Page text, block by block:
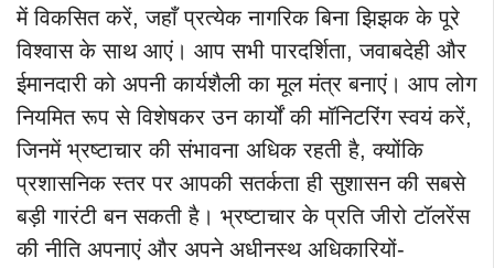
में विकसित करें, जहाँ प्रत्येक नागरिक बिना झिझक के पूरे
विश्वास के साथ आएं। आप सभी पारदर्शिता, जवाबदेही और
ईमानदारी को अपनी कार्यशैली का मूल मंत्र बनाएं। आप लोग
नियमित रूप से विशेषकर उन कार्यों की मॉनिटरिंग स्वयं करें,
जिनमें भ्रष्टाचार की संभावना अधिक रहती है, क्योंकि
प्रशासनिक स्तर पर आपकी सतर्कता ही सुशासन की सबसे
बड़ी गारंटी बन सकती है। भ्रष्टाचार के प्रति जीरो टॉलरेंस
की नीति अपनाएं और अपने अधीनस्थ अधिकारियों-